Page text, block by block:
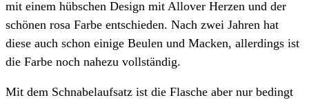
mit einem hübschen Design mit Allover Herzen und der
schönen rosa Farbe entschieden. Nach zwei Jahren hat
diese auch schon einige Beulen und Macken, allerdings ist
die Farbe noch nahezu vollständig.
Mit dem Schnabelaufsatz ist die Flasche aber nur bedingt